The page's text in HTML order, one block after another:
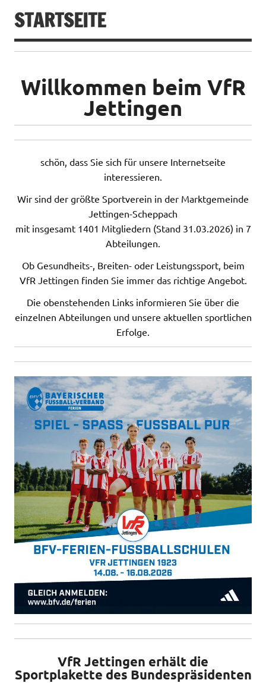
STARTSEITE
Willkommen beim VfR
Jettingen
schön, dass Sie sich für unsere Internetseite
interessieren.
Wir sind der größte Sportverein in der Marktgemeinde
Jettingen-Scheppach
mit insgesamt 1401 Mitgliedern (Stand 31.03.2026) in 7
Abteilungen.
Ob Gesundheits-, Breiten- oder Leistungssport, beim
VfR Jettingen finden Sie immer das richtige Angebot.
Die obenstehenden Links informieren Sie über die
einzelnen Abteilungen und unsere aktuellen sportlichen
Erfolge.
VfR Jettingen erhält die
Sportplakette des Bundespräsidenten